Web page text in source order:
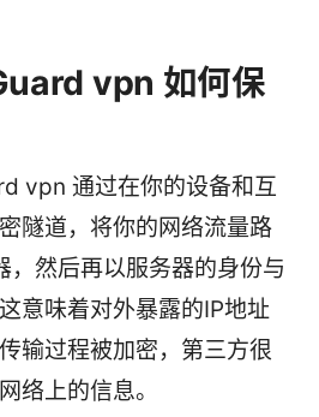
vpn 如何保
vpn 通过在你的设备和互
隧道，将你的网络流量路
，然后再以服务器的身份与
意味着对外暴露的IP地址
输过程被加密，第三方很
络上的信息。